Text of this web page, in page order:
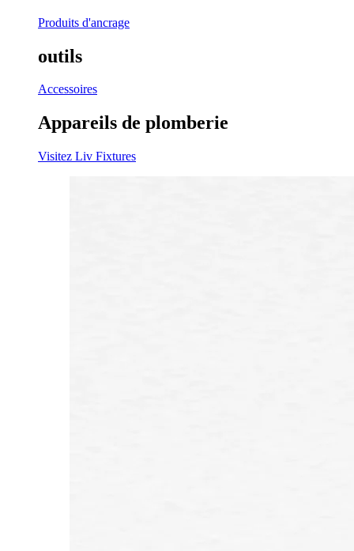
Produits d'ancrage
outils
Accessoires
Appareils de plomberie
Visitez Liv Fixtures